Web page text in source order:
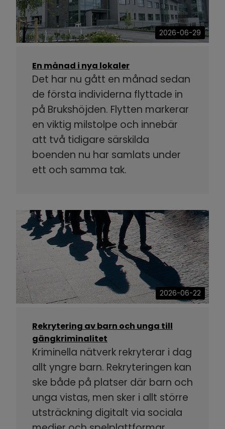
2026-06-29
En månad i nya lokaler
Det har nu gått en månad sedan
de första individerna flyttade in
på Brukshöjden. Flytten markerar
en viktig milstolpe och innebär
att två tidigare särskilda
boenden nu har samlats under
ett och samma tak.
2026-06-22
Rekrytering av barn och unga till
gängkriminalitet
Kriminella nätverk rekryterar i dag
allt yngre barn. Rekryteringen kan
ske både på platser där barn och
unga vistas, men sker i allt större
utsträckning digitalt via sociala